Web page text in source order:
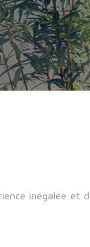
inégalée et